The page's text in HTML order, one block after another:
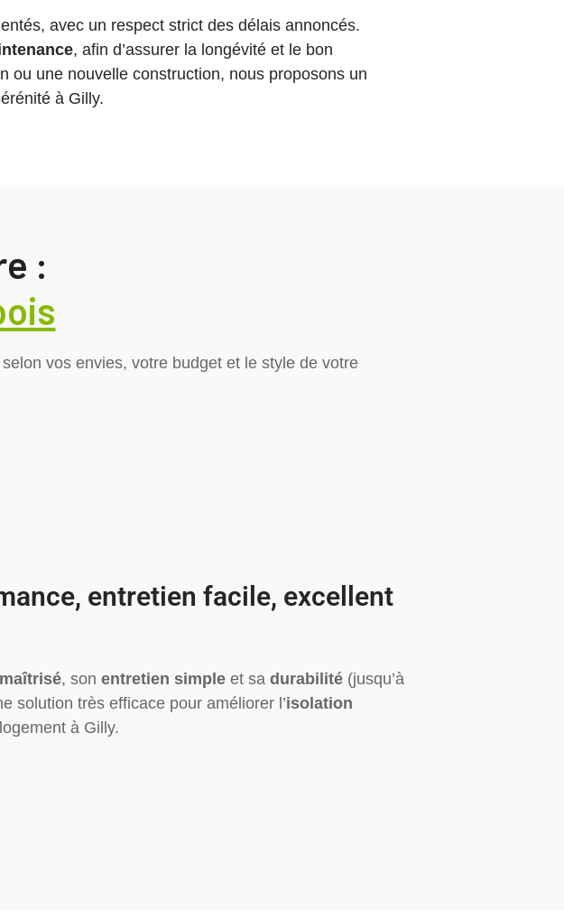
avec un respect strict des délais annoncés.
, afin d’assurer la longévité et le bon
ou une nouvelle construction, nous proposons un
à Gilly.
:
vos envies, votre budget et le style de votre
entretien facile, excellent
, son entretien simple et sa durabilité (jusqu’à
solution très efficace pour améliorer l’isolation
à Gilly.